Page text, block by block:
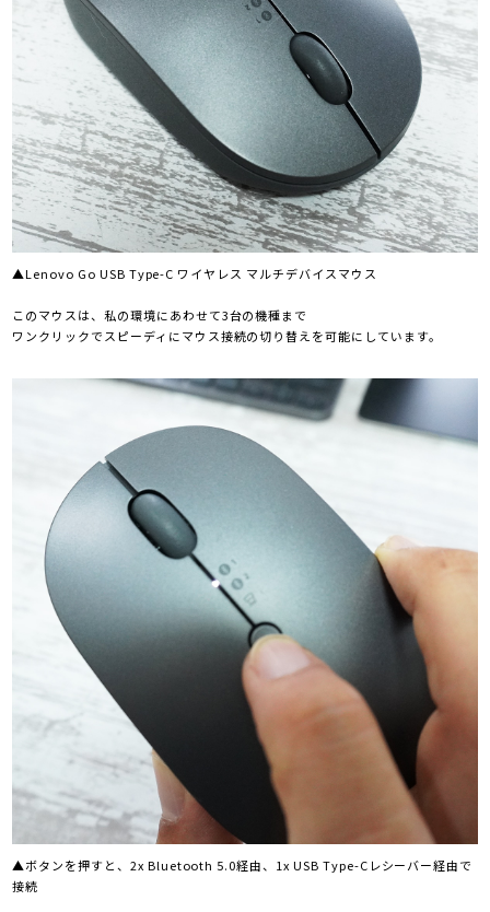
▲Lenovo Go USB Type-C ワイヤレス マルチデバイスマウス
このマウスは、私の環境にあわせて3台の機種まで
ワンクリックでスピーディにマウス接続の切り替えを可能にしています。
▲ボタンを押すと、2x Bluetooth 5.0経由、1x USB Type-Cレシーバー経由で
接続